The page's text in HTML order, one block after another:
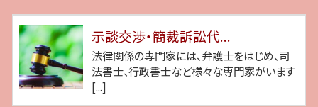
示談交渉・簡裁訴訟代...
法律関係の専門家には、弁護士をはじめ、司
法書士、行政書士など様々な専門家がいます
[...]